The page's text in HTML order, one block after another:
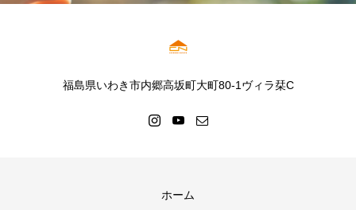
福島県いわき市内郷高坂町大町80-1ヴィラ栞C
ホーム